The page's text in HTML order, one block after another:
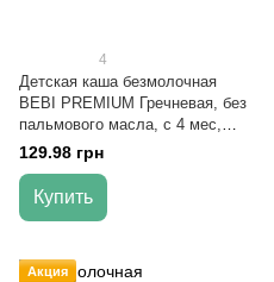
4
Детская каша безмолочная
BEBI PREMIUM Гречневая, без
пальмового масла, с 4 мес,
200 гр
129.98 грн
Купить
Акция